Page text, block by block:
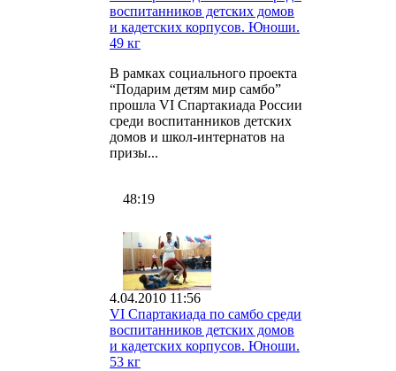
воспитанников детских домов
и кадетских корпусов. Юноши.
49 кг
В рамках социального проекта
“Подарим детям мир самбо”
прошла VI Спартакиада России
среди воспитанников детских
домов и школ-интернатов на
призы...
48:19
4.04.2010 11:56
VI Спартакиада по самбо среди
воспитанников детских домов
и кадетских корпусов. Юноши.
53 кг